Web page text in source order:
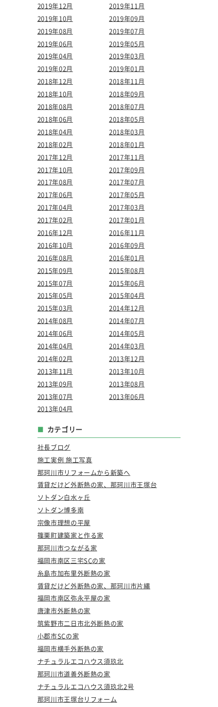
2019年12月
2019年11月
2019年10月
2019年09月
2019年08月
2019年07月
2019年06月
2019年05月
2019年04月
2019年03月
2019年02月
2019年01月
2018年12月
2018年11月
2018年10月
2018年09月
2018年08月
2018年07月
2018年06月
2018年05月
2018年04月
2018年03月
2018年02月
2018年01月
2017年12月
2017年11月
2017年10月
2017年09月
2017年08月
2017年07月
2017年06月
2017年05月
2017年04月
2017年03月
2017年02月
2017年01月
2016年12月
2016年11月
2016年10月
2016年09月
2016年08月
2016年01月
2015年09月
2015年08月
2015年07月
2015年06月
2015年05月
2015年04月
2015年03月
2014年12月
2014年08月
2014年07月
2014年06月
2014年05月
2014年04月
2014年03月
2014年02月
2013年12月
2013年11月
2013年10月
2013年09月
2013年08月
2013年07月
2013年06月
2013年04月
カテゴリー
社長ブログ
施工実例 施工写真
那珂川市リフォームから新築へ
賃貸だけど外断熱の家、那珂川市王塚台
ソトダン白水ヶ丘
ソトダン博多南
宗像市理想の平屋
篠栗町建築家と作る家
那珂川市つながる家
福岡市南区三宅SCの家
糸島市加布里外断熱の家
賃貸だけど外断熱の家、那珂川市片縄
福岡市南区弥永平屋の家
唐津市外断熱の家
筑紫野市二日市北外断熱の家
小郡市SCの家
福岡市横手外断熱の家
ナチュラルエコハウス須玖北
那珂川市道善外断熱の家
ナチュラルエコハウス須玖北2号
那珂川市王塚台リフォーム